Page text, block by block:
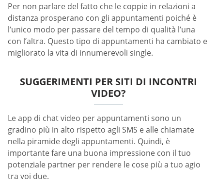
Per non parlare del fatto che le coppie in relazioni a
distanza prosperano con gli appuntamenti poiché è
l’unico modo per passare del tempo di qualità l’una
con l’altra. Questo tipo di appuntamenti ha cambiato e
migliorato la vita di innumerevoli single.
SUGGERIMENTI PER SITI DI INCONTRI
VIDEO?
Le app di chat video per appuntamenti sono un
gradino più in alto rispetto agli SMS e alle chiamate
nella piramide degli appuntamenti. Quindi, è
importante fare una buona impressione con il tuo
potenziale partner per rendere le cose più a tuo agio
tra voi due.